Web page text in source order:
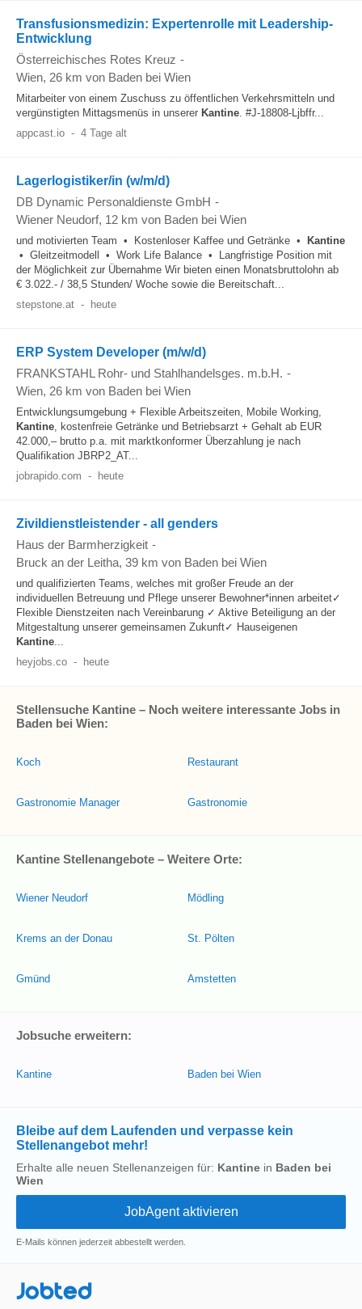
Transfusionsmedizin: Expertenrolle mit Leadership-
Entwicklung
Österreichisches Rotes Kreuz -
Wien, 26 km von Baden bei Wien
Mitarbeiter von einem Zuschuss zu öffentlichen Verkehrsmitteln und
vergünstigten Mittagsmenüs in unserer Kantine. #J-18808-Ljbffr...
appcast.io - 4 Tage alt
Lagerlogistiker/in (w/m/d)
DB Dynamic Personaldienste GmbH -
Wiener Neudorf, 12 km von Baden bei Wien
und motivierten Team • Kostenloser Kaffee und Getränke •
Kantine
• Gleitzeitmodell • Work Life Balance • Langfristige Position mit
der Möglichkeit zur Übernahme Wir bieten einen Monatsbruttolohn ab
€ 3.022.- / 38,5 Stunden/ Woche sowie die Bereitschaft...
stepstone.at - heute
ERP System Developer (m/w/d)
FRANKSTAHL Rohr- und Stahlhandelsges. m.b.H. -
Wien, 26 km von Baden bei Wien
Entwicklungsumgebung + Flexible Arbeitszeiten, Mobile Working,
Kantine, kostenfreie Getränke und Betriebsarzt + Gehalt ab EUR
42.000,– brutto p.a. mit marktkonformer Überzahlung je nach
Qualifikation JBRP2_AT...
jobrapido.com - heute
Zivildienstleistender - all genders
Haus der Barmherzigkeit -
Bruck an der Leitha, 39 km von Baden bei Wien
und qualifizierten Teams, welches mit großer Freude an der
individuellen Betreuung und Pflege unserer Bewohner*innen arbeitet✓
Flexible Dienstzeiten nach Vereinbarung ✓ Aktive Beteiligung an der
Mitgestaltung unserer gemeinsamen Zukunft✓ Hauseigenen
Kantine...
heyjobs.co - heute
Stellensuche Kantine – Noch weitere interessante Jobs in
Baden bei Wien:
Koch
Gastronomie Manager
Restaurant
Gastronomie
Kantine Stellenangebote – Weitere Orte:
Wiener Neudorf
Krems an der Donau
Gmünd
Mödling
St. Pölten
Amstetten
Jobsuche erweitern:
Kantine Baden bei Wien
Bleibe auf dem Laufenden und verpasse kein
Stellenangebot mehr!
Erhalte alle neuen Stellenanzeigen für: Kantine in Baden bei
Wien
E-Mails können jederzeit abbestellt werden.
Jobted